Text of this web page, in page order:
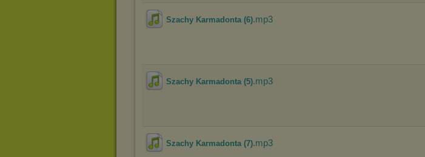
(dostosowanie reklam do Twoich
Wyrażenie sprzeciwu spowoduje,
będzie dopasowana do Twoich
Istnieje możliwość zmiany
sposób uniemożliwiający
urządzeniu końcowym. Można
dokonując odpowiednich zmian
Pełną informację na ten
Szachy Karmadonta (6).mp3
Szachy Karmadonta (5).mp3
Szachy Karmadonta (7).mp3